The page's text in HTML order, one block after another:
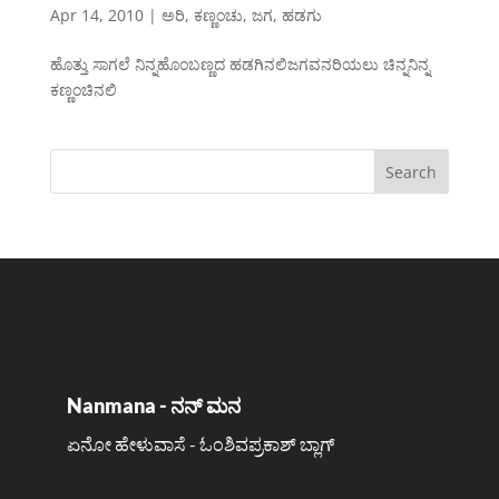
Apr 14, 2010| ಅರಿ, ಕಣ್ಣಂಚು, ಜಗ, ಹಡಗು
ಹೊತ್ತು ಸಾಗಲೆ ನಿನ್ನಹೊಂಬಣ್ಣದ ಹಡಗಿನಲಿಜಗವನರಿಯಲು ಚಿನ್ನನಿನ್ನ
ಕಣ್ಣಂಚಿನಲಿ
Nanmana - ನನ್ ಮನ
ಏನೋ ಹೇಳುವಾಸೆ - ಓಂಶಿವಪ್ರಕಾಶ್ ಬ್ಲಾಗ್